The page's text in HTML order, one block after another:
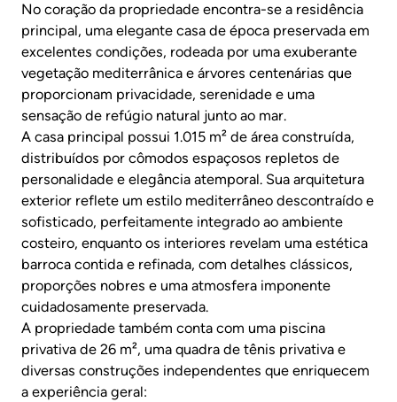
No coração da propriedade encontra-se a residência
principal, uma elegante casa de época preservada em
excelentes condições, rodeada por uma exuberante
vegetação mediterrânica e árvores centenárias que
proporcionam privacidade, serenidade e uma
sensação de refúgio natural junto ao mar.
A casa principal possui 1.015 m² de área construída,
distribuídos por cômodos espaçosos repletos de
personalidade e elegância atemporal. Sua arquitetura
exterior reflete um estilo mediterrâneo descontraído e
sofisticado, perfeitamente integrado ao ambiente
costeiro, enquanto os interiores revelam uma estética
barroca contida e refinada, com detalhes clássicos,
proporções nobres e uma atmosfera imponente
cuidadosamente preservada.
A propriedade também conta com uma piscina
privativa de 26 m², uma quadra de tênis privativa e
diversas construções independentes que enriquecem
a experiência geral: